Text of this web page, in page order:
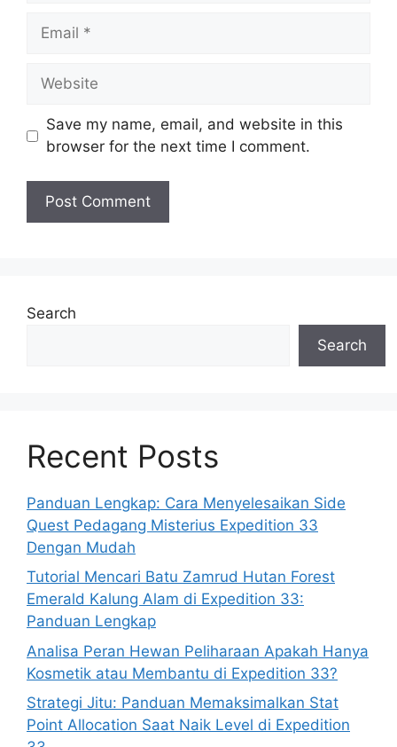
Email
Website
Save my name, email, and website in this
browser for the next time I comment.
Search
Search
Recent Posts
Panduan Lengkap: Cara Menyelesaikan Side
Quest Pedagang Misterius Expedition 33
Dengan Mudah
Tutorial Mencari Batu Zamrud Hutan Forest
Emerald Kalung Alam di Expedition 33:
Panduan Lengkap
Analisa Peran Hewan Peliharaan Apakah Hanya
Kosmetik atau Membantu di Expedition 33?
Strategi Jitu: Panduan Memaksimalkan Stat
Point Allocation Saat Naik Level di Expedition